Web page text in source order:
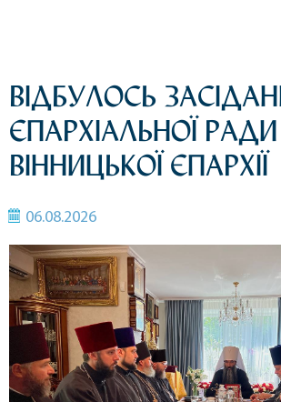
ВІДБУЛОСЬ
ЄПАРХІАЛЬНОЇ РАДИ
ВІННИЦЬКОЇ ЄПАРХІЇ
06.08.2026